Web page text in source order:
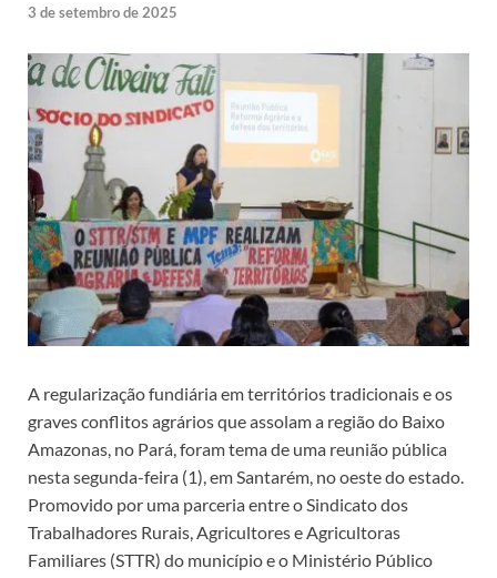
3 de setembro de 2025
A regularização fundiária em territórios tradicionais e os
graves conflitos agrários que assolam a região do Baixo
Amazonas, no Pará, foram tema de uma reunião pública
nesta segunda-feira (1), em Santarém, no oeste do estado.
Promovido por uma parceria entre o Sindicato dos
Trabalhadores Rurais, Agricultores e Agricultoras
Familiares (STTR) do município e o Ministério Público